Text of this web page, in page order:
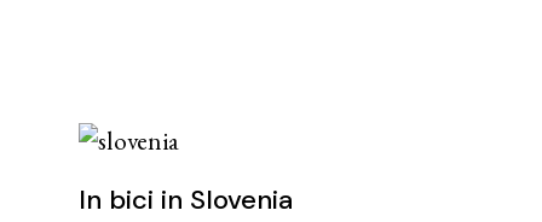
In bici in Slovenia